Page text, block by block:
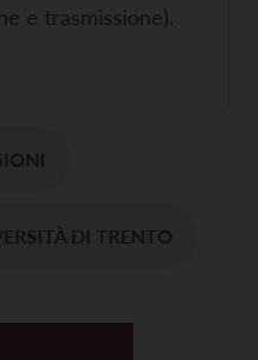
e trasmissione).
DI TRENTO